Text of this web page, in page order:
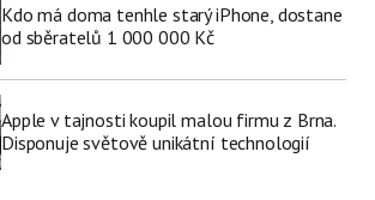
Kdo má doma tenhle starý iPhone, dostane
od sběratelů 1 000 000 Kč
Apple v tajnosti koupil malou firmu z Brna.
Disponuje světově unikátní technologií